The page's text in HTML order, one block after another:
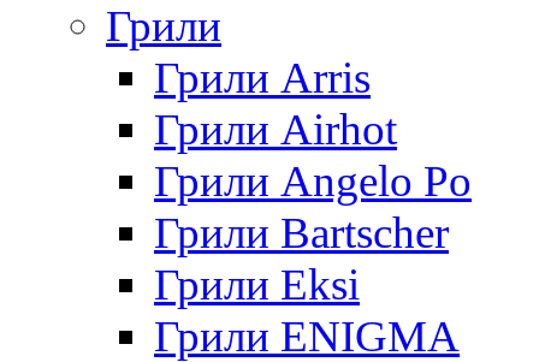
Грили
Грили Arris
Грили Airhot
Грили Angelo Po
Грили Bartscher
Грили Eksi
Грили ENIGMA